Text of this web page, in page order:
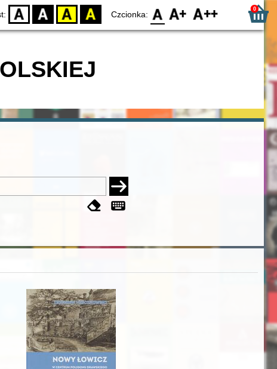
D BW YB BY Czcionka: F0 F1 F2 0